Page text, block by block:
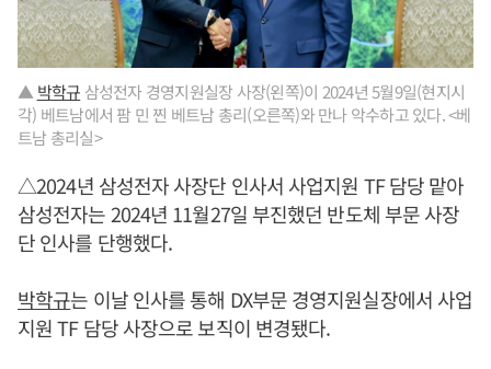
▲ 박학규 삼성전자 경영지원실장 사장(왼쪽)이 2024년 5월9일(현지시
각) 베트남에서 팜 민 찐 베트남 총리(오른쪽)와 만나 악수하고 있다. <베
트남 총리실>
△2024년 삼성전자 사장단 인사서 사업지원 TF 담당 맡아
삼성전자는 2024년 11월27일 부진했던 반도체 부문 사장
단 인사를 단행했다.
박학규는 이날 인사를 통해 DX부문 경영지원실장에서 사업
지원 TF 담당 사장으로 보직이 변경됐다.